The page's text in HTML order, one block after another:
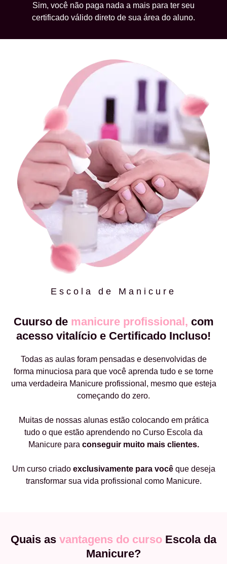
Sim, você não paga nada a mais para ter seu
certificado válido direto de sua área do aluno.
Escola de Manicure
Cuurso de manicure profissional, com
acesso vitalício e Certificado Incluso!
Todas as aulas foram pensadas e desenvolvidas de
forma minuciosa para que você aprenda tudo e se torne
uma verdadeira Manicure profissional, mesmo que esteja
começando do zero.
Muitas de nossas alunas estão colocando em prática
tudo o que estão aprendendo no Curso Escola da
Manicure para conseguir muito mais clientes.
Um curso criado exclusivamente para vocêque deseja
transformar sua vida profissional como Manicure.
Quais as vantagens do curso Escola da
Manicure?